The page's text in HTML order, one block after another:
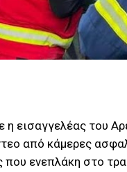
εισαγγελέας του
από κάμερες
που ενεπλάκη στο